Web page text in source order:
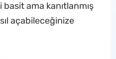
basit ama kanıtlanmış
açabileceğinize